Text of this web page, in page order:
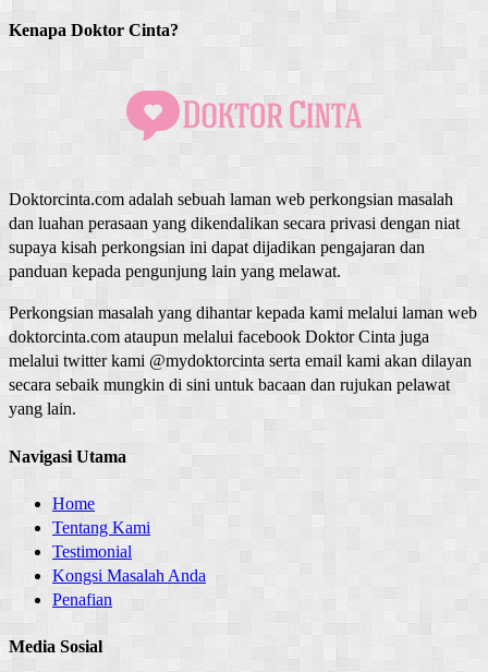
Kenapa Doktor Cinta?
Doktorcinta.com adalah sebuah laman web perkongsian masalah
dan luahan perasaan yang dikendalikan secara privasi dengan niat
supaya kisah perkongsian ini dapat dijadikan pengajaran dan
panduan kepada pengunjung lain yang melawat.
Perkongsian masalah yang dihantar kepada kami melalui laman web
doktorcinta.com ataupun melalui facebook Doktor Cinta juga
melalui twitter kami @mydoktorcinta serta email kami akan dilayan
secara sebaik mungkin di sini untuk bacaan dan rujukan pelawat
yang lain.
Navigasi Utama
Home
Tentang Kami
Testimonial
Kongsi Masalah Anda
Penafian
Media Sosial